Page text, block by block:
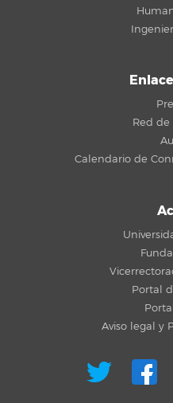
Red
Calendario de
Portal
Aviso legal y